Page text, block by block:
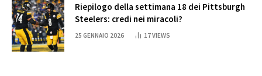
Riepilogo della settimana 18 dei Pittsburgh
Steelers: credi nei miracoli?
25 GENNAIO 2026 17VIEWS